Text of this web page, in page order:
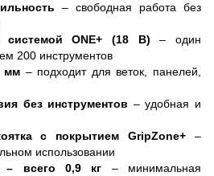
– свободная работа без
системой ONE+ (18 В) – один
200 инструментов
мм – подходит для веток, панелей,
без инструментов – удобная и
с покрытием GripZone+ –
использовании
– всего 0,9 кг – минимальная